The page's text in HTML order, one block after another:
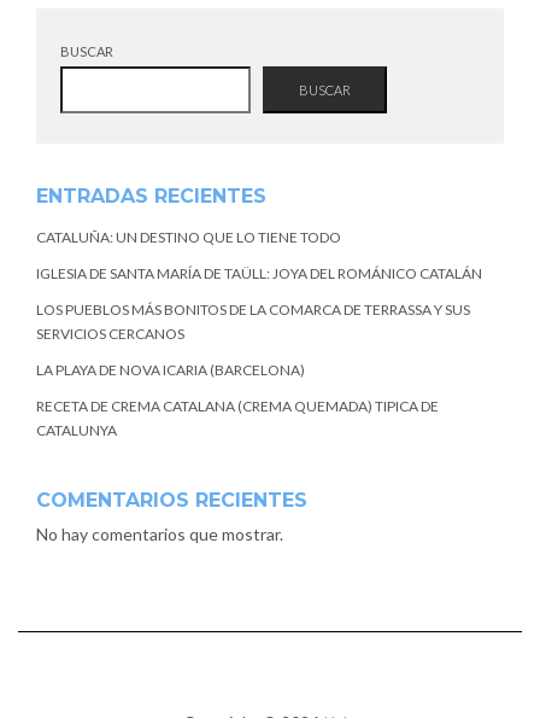
BUSCAR
BUSCAR
ENTRADAS RECIENTES
CATALUÑA: UN DESTINO QUE LO TIENE TODO
IGLESIA DE SANTA MARÍA DE TAÜLL: JOYA DEL ROMÁNICO CATALÁN
LOS PUEBLOS MÁS BONITOS DE LA COMARCA DE TERRASSA Y SUS
SERVICIOS CERCANOS
LA PLAYA DE NOVA ICARIA (BARCELONA)
RECETA DE CREMA CATALANA (CREMA QUEMADA) TIPICA DE
CATALUNYA
COMENTARIOS RECIENTES
No hay comentarios que mostrar.